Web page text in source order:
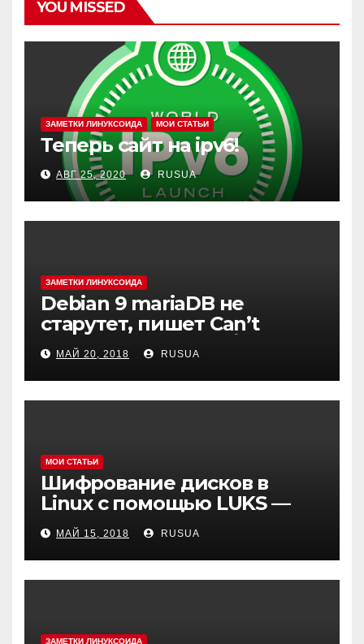
YOU MISSED
ЗАМЕТКИ ЛИНУКСОИДА МОИ СТАТЬИ
Теперь сайт на ipv6!
АВГ 25, 2020 RUSUA
ЗАМЕТКИ ЛИНУКСОИДА
Debian 9 mariaDB не
старутет, пишет Can’t
create test file или /mysqld:
Can’t change dir to
МАЙ 20, 2018 RUSUA
МОИ СТАТЬИ
Шифрование дисков в
Linux с помощью LUKS —
cryptsetup
МАЙ 15, 2018 RUSUA
ЗАМЕТКИ ЛИНУКСОИДА